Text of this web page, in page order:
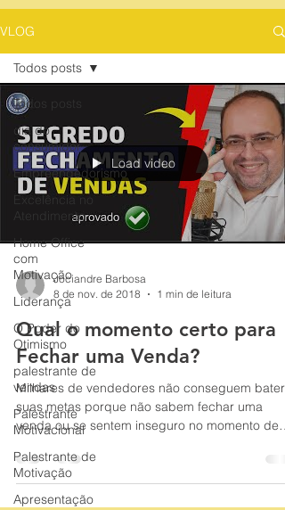
VLOG
Todos posts
dia do
consumidor
Empreendedorismo
Excelência no
Atendimento
Home Office
com
Motivação
Liderança
O Poder do
Otimismo
palestrante de
vendas
Palestrante
Motivacional
Palestrante de
Motivação
Apresentação
Todos posts
Load video
Jociandre Barbosa
8 de nov. de 2018
1 min de leitura
Qual o momento certo para
Fechar uma Venda?
Milhares de vendedores não conseguem bater
suas metas porque não sabem fechar uma
venda ou se sentem inseguro no momento de